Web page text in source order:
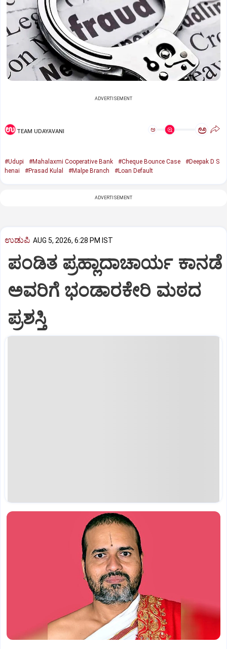
ADVERTISEMENT
TEAM UDAYAVANI ಅ ಅ
#Udupi #Mahalaxmi Cooperative Bank #Cheque Bounce Case
#Deepak D S
henai
#Prasad Kulal #Malpe Branch #Loan Default
ADVERTISEMENT
ಉಡುಪಿ AUG 5, 2026, 6:28 PM IST
ಪಂಡಿತ ಪ್ರಹ್ಲಾದಾಚಾರ್ಯ ಕಾನಡೆ
ಅವರಿಗೆ ಭಂಡಾರಕೇರಿ ಮಠದ
ಪ್ರಶಸ್ತಿ